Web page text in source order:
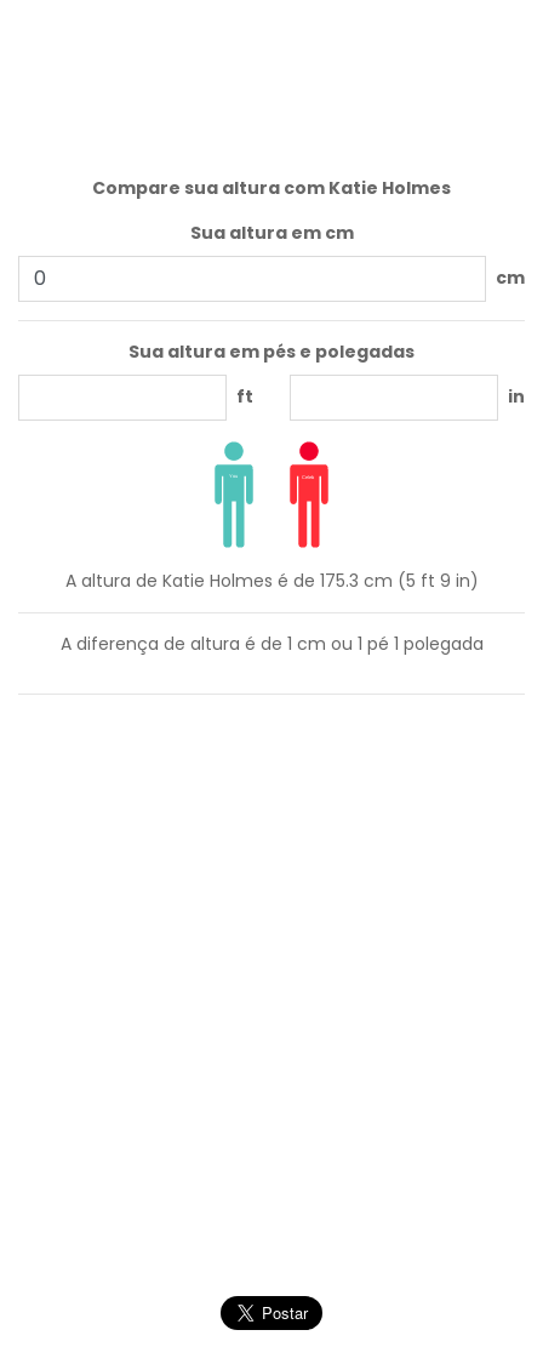
Compare sua altura com Katie Holmes
Sua altura em cm
cm
Sua altura em pés e polegadas
ft
in
A altura de Katie Holmes é de 175.3 cm (5 ft 9 in)
A diferença de altura é de 1 cm ou 1 pé 1 polegada